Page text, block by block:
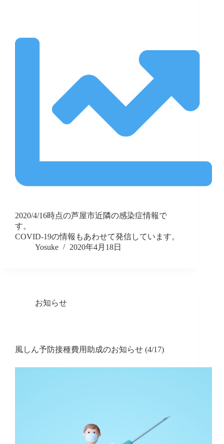
2020/4/16時点の芦屋市近隣の感染症情報で
す。
COVID-19の情報もあわせて発信しています。
Yosuke
2020年4月18日
お知らせ
風しん予防接種費用助成のお知らせ (4/17)